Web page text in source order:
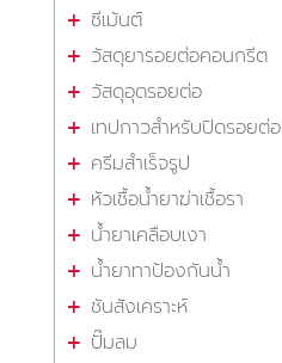
ซีเม้นต์
วัสดุยารอยต่อคอนกรีต
วัสดุอุดรอยต่อ
เทปกาวสำหรับปิดรอยต่
ครีมสำเร็จรูป
หัวเชื้อน้ำยาฆ่าเชื้อรา
น้ำยาเคลือบเงา
น้ำยาทาป้องกันน้ำ
ชันสังเคราะห์
ปั๊มลม